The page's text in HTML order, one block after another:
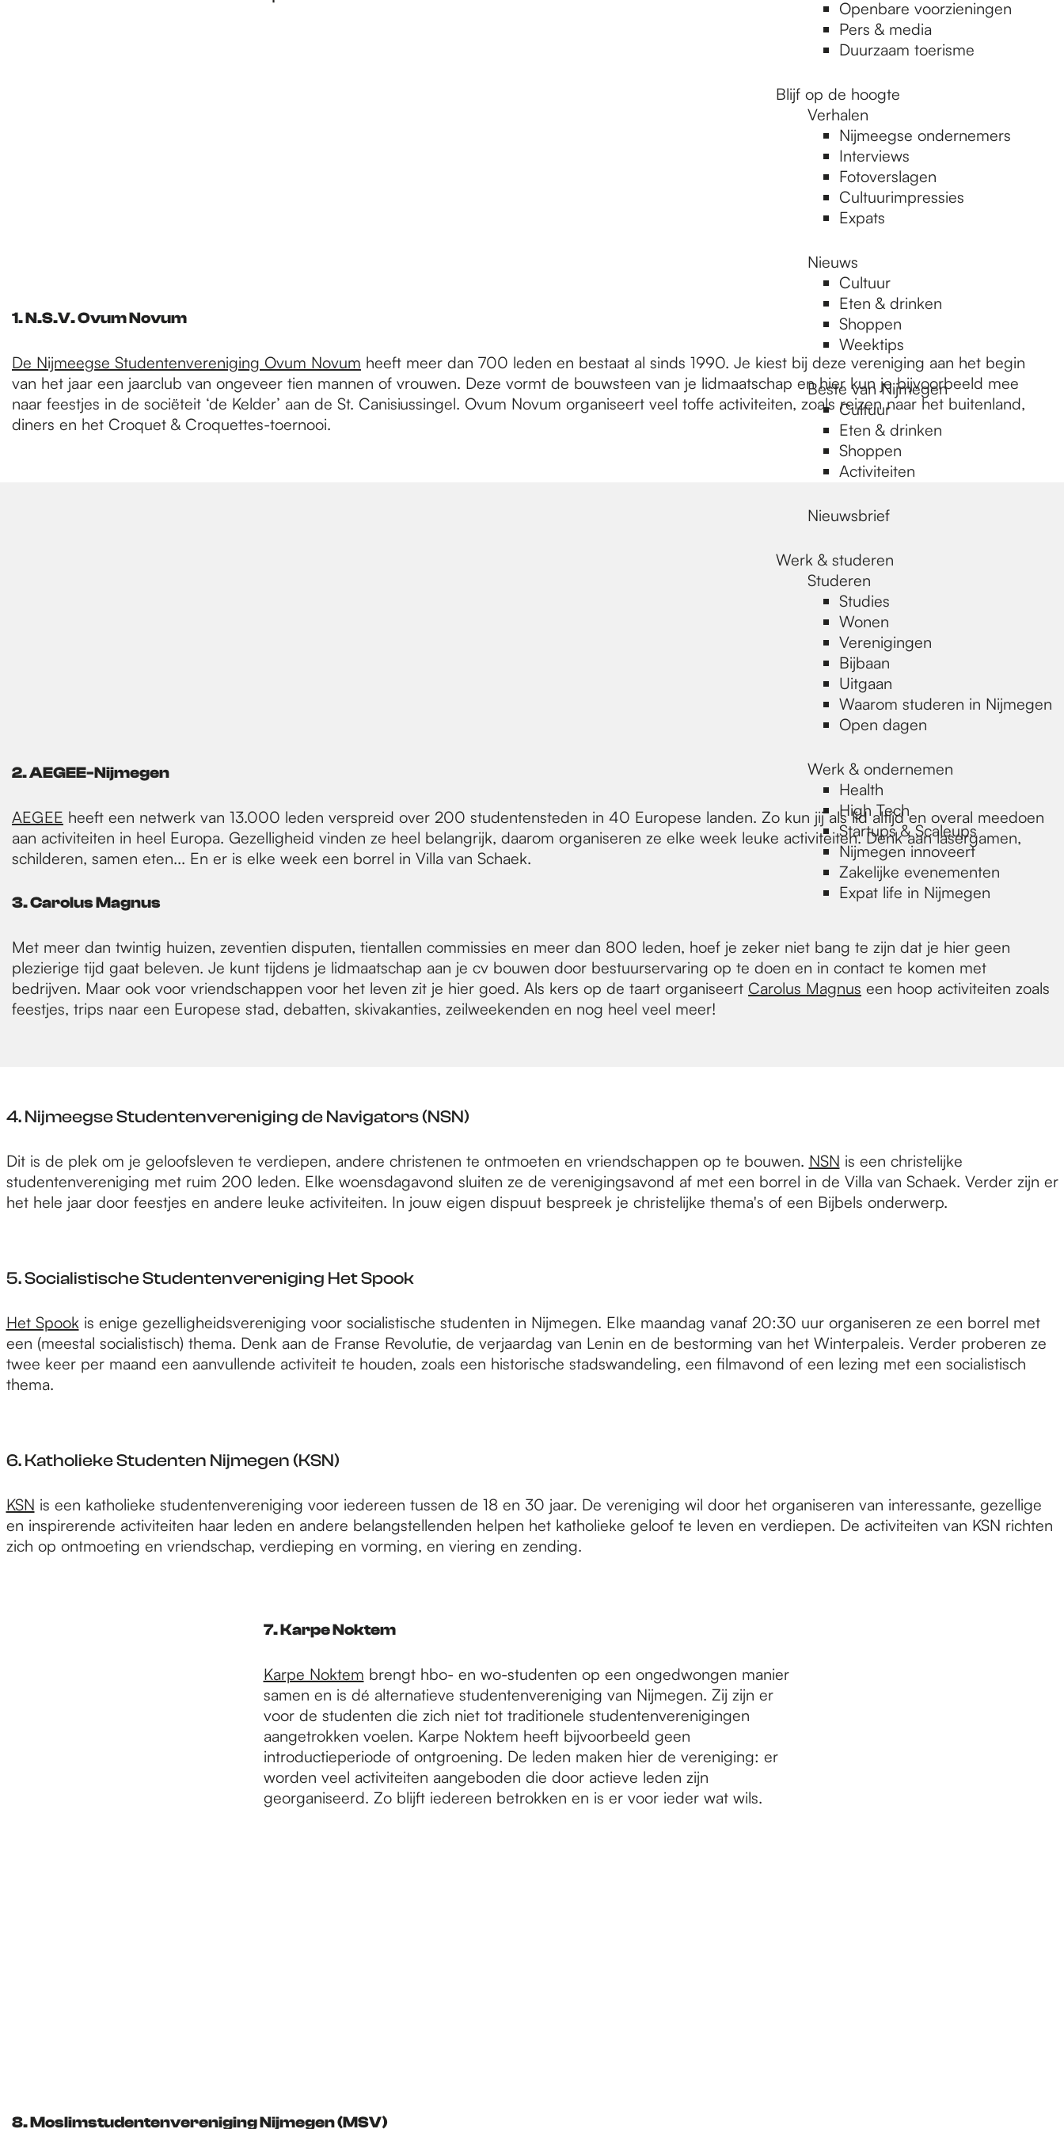
Openbare voorzieningen
Pers & media
Duurzaam toerisme
Blijf op de hoogte
Verhalen
Nijmeegse ondernemers
Interviews
Fotoverslagen
Cultuurimpressies
Expats
Nieuws
Cultuur
Eten & drinken
Shoppen
Weektips
Beste van Nijmegen
Cultuur
Eten & drinken
Shoppen
Activiteiten
Nieuwsbrief
Werk & studeren
Studeren
Studies
Wonen
Verenigingen
Bijbaan
Uitgaan
Waarom studeren in Nijmegen
Open dagen
Werk & ondernemen
Health
High Tech
Startups & Scaleups
Nijmegen innoveert
Zakelijke evenementen
Expat life in Nijmegen
1. N.S.V. Ovum Novum
De Nijmeegse Studentenvereniging Ovum Novum heeft meer dan 700 leden en bestaat al sinds 1990. Je kiest bij deze vereniging aan het begin
van het jaar een jaarclub van ongeveer tien mannen of vrouwen. Deze vormt de bouwsteen van je lidmaatschap en hier kun je bijvoorbeeld mee
naar feestjes in de sociëteit ‘de Kelder’ aan de St. Canisiussingel. Ovum Novum organiseert veel toffe activiteiten, zoals reizen naar het buitenland,
diners en het Croquet & Croquettes-toernooi.
2. AEGEE-Nijmegen
AEGEE heeft een netwerk van 13.000 leden verspreid over 200 studentensteden in 40 Europese landen. Zo kun jij als lid altijd en overal meedoen
aan activiteiten in heel Europa. Gezelligheid vinden ze heel belangrijk, daarom organiseren ze elke week leuke activiteiten. Denk aan lasergamen,
schilderen, samen eten... En er is elke week een borrel in Villa van Schaek.
3. Carolus Magnus
Met meer dan twintig huizen, zeventien disputen, tientallen commissies en meer dan 800 leden, hoef je zeker niet bang te zijn dat je hier geen
plezierige tijd gaat beleven. Je kunt tijdens je lidmaatschap aan je cv bouwen door bestuurservaring op te doen en in contact te komen met
bedrijven. Maar ook voor vriendschappen voor het leven zit je hier goed. Als kers op de taart organiseert Carolus Magnus een hoop activiteiten zoals
feestjes, trips naar een Europese stad, debatten, skivakanties, zeilweekenden en nog heel veel meer!
4. Nijmeegse Studentenvereniging de Navigators (NSN)
Dit is de plek om je geloofsleven te verdiepen, andere christenen te ontmoeten en vriendschappen op te bouwen. NSN is een christelijke
studentenvereniging met ruim 200 leden. Elke woensdagavond sluiten ze de verenigingsavond af met een borrel in de Villa van Schaek. Verder zijn er
het hele jaar door feestjes en andere leuke activiteiten. In jouw eigen dispuut bespreek je christelijke thema's of een Bijbels onderwerp.
5. Socialistische Studentenvereniging Het Spook
Het Spookis enige gezelligheidsvereniging voor socialistische studenten in Nijmegen. Elke maandag vanaf 20:30 uur organiseren ze een borrel met
een (meestal socialistisch) thema. Denk aan de Franse Revolutie, de verjaardag van Lenin en de bestorming van het Winterpaleis. Verder proberen ze
twee keer per maand een aanvullende activiteit te houden, zoals een historische stadswandeling, een filmavond of een lezing met een socialistisch
thema.
6. Katholieke Studenten Nijmegen (KSN)
KSN is een katholieke studentenvereniging voor iedereen tussen de 18 en 30 jaar. De vereniging wil door het organiseren van interessante, gezellige
en inspirerende activiteiten haar leden en andere belangstellenden helpen het katholieke geloof te leven en verdiepen. De activiteiten van KSN richten
zich op ontmoeting en vriendschap, verdieping en vorming, en viering en zending.
7. Karpe Noktem
Karpe Noktem brengt hbo- en wo-studenten op een ongedwongen manier
samen en is dé alternatieve studentenvereniging van Nijmegen. Zij zijn er
voor de studenten die zich niet tot traditionele studentenverenigingen
aangetrokken voelen. Karpe Noktem heeft bijvoorbeeld geen
introductieperiode of ontgroening. De leden maken hier de vereniging: er
worden veel activiteiten aangeboden die door actieve leden zijn
georganiseerd. Zo blijft iedereen betrokken en is er voor ieder wat wils.
8. Moslimstudentenvereniging Nijmegen (MSV)